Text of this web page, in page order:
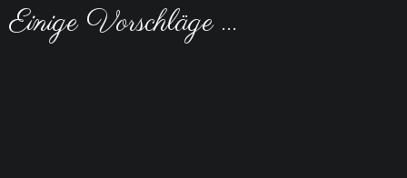
Einige Vorschläge ...